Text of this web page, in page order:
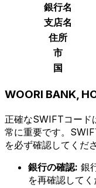
銀行名
支店名
住所
市
国
WOORI BANK,
正確なSWIFTコード
常に重要です。
を必ず確認してくだ
銀行の確認: 銀
を再確認してく